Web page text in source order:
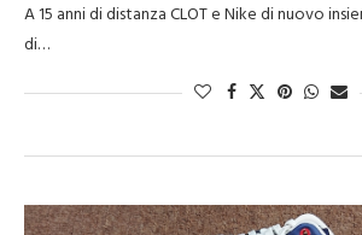
A 15 anni di distanza CLOT e Nike di nuovo
di…